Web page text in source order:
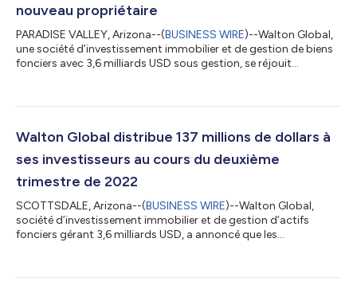
nouveau propriétaire
PARADISE VALLEY, Arizona--(BUSINESS WIRE)--Walton Global,
une société d’investissement immobilier et de gestion de biens
fonciers avec 3,6 milliards USD sous gestion, se réjouit
de Paradise Valley, dans l’Arizona. Le contrat a été conclu le 29
Holding, LLC basée à Scottsdale. Walton a acquis la propriété
Walton Global distribue 137 millions de dollars à
ses investisseurs au cours du deuxième
trimestre de 2022
SCOTTSDALE, Arizona--(BUSINESS WIRE)--Walton Global,
société d’investissement immobilier et de gestion d’actifs
fonciers gérant 3,6 milliards USD, a annoncé que les
fortes ventes de terrains dans divers actifs en Amérique du